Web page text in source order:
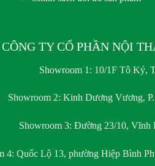
CÔNG TY CỔ PHẦN NỘI
Showroom 1: 10/1F Tô Ký,
Showroom 2: Kinh Dương Vương,
Showroom 3: Đường 23/10, Vĩnh
4: Quốc Lộ 13, phường Hiệp Bình